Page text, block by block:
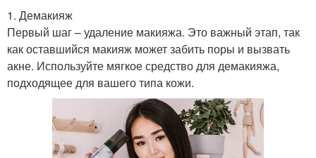
1. Демакияж
Первый шаг – удаление макияжа. Это важный этап, так
как оставшийся макияж может забить поры и вызвать
акне. Используйте мягкое средство для демакияжа,
подходящее для вашего типа кожи.